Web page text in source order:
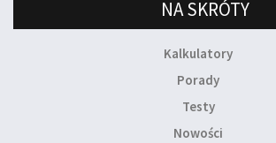
NA SKRÓTY
Kalkulatory
Porady
Testy
Nowości